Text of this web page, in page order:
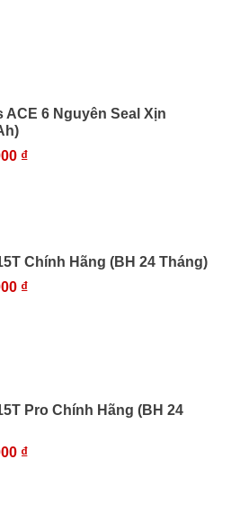
ACE 6 Nguyên Seal Xịn
₫
Chính Hãng (BH 24 Tháng)
₫
Pro Chính Hãng (BH 24
₫